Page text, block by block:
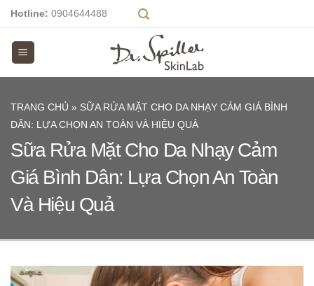
Skip
content
Hotline: 0904644488
TRANG CHỦ » SỮA RỬA MẶT CHO DA NHẠY CẢM GIÁ BÌNH
DÂN: LỰA CHỌN AN TOÀN VÀ HIỆU QUẢ
Sữa Rửa Mặt Cho Da Nhạy Cảm
Giá Bình Dân: Lựa Chọn An Toàn
Và Hiệu Quả